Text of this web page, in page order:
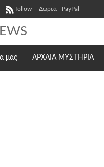
follow Δωρεά - PayPal
μας ΑΡΧΑΙΑ ΜΥΣΤΗΡΙΑ